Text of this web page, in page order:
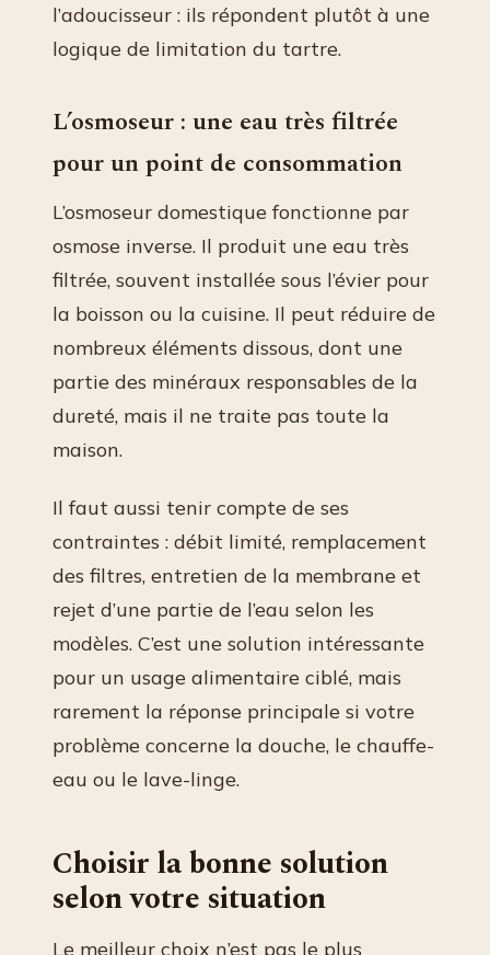
l’adoucisseur : ils répondent plutôt à une
logique de limitation du tartre.
L’osmoseur : une eau très filtrée
pour un point de consommation
L’osmoseur domestique fonctionne par
osmose inverse. Il produit une eau très
filtrée, souvent installée sous l’évier pour
la boisson ou la cuisine. Il peut réduire de
nombreux éléments dissous, dont une
partie des minéraux responsables de la
dureté, mais il ne traite pas toute la
maison.
Il faut aussi tenir compte de ses
contraintes : débit limité, remplacement
des filtres, entretien de la membrane et
rejet d’une partie de l’eau selon les
modèles. C’est une solution intéressante
pour un usage alimentaire ciblé, mais
rarement la réponse principale si votre
problème concerne la douche, le chauffe-
eau ou le lave-linge.
Choisir la bonne solution
selon votre situation
Le meilleur choix n’est pas le plus